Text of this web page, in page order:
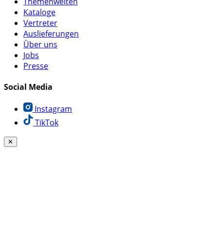
Kataloge
Vertreter
Auslieferungen
Über uns
Jobs
Presse
Social Media
Instagram
TikTok
✕